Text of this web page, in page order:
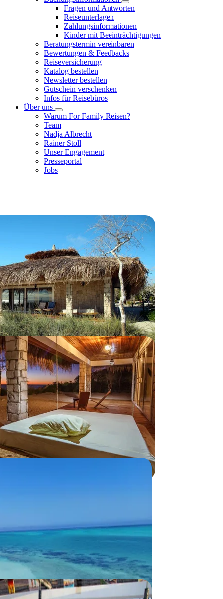
Fragen und Antworten
Reiseunterlagen
Zahlungsinformationen
Kinder mit Beeinträchtigungen
Beratungstermin vereinbaren
Bewertungen & Feedbacks
Reiseversicherung
Katalog bestellen
Newsletter bestellen
Gutschein verschenken
Infos für Reisebüros
Über uns
Warum For Family Reisen?
Team
Nadja Albrecht
Rainer Stoll
Unser Engagement
Presseportal
Jobs